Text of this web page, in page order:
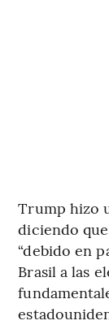
Trump hizo
diciendo
“debido en
Brasil a las